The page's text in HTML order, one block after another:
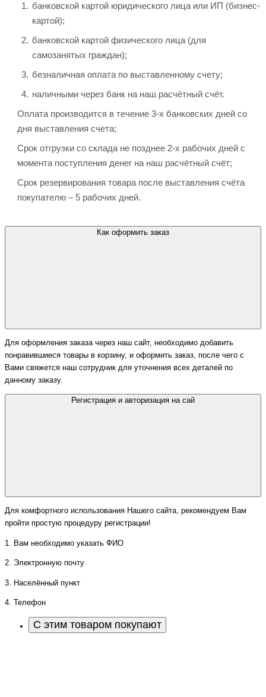
банковской картой юридического лица или ИП (бизнес-
картой);
банковской картой физического лица (для
самозанятых граждан);
безналичная оплата по выставленному счету;
наличными через банк на наш расчётный счёт.
Оплата производится в течение 3-х банковских дней со
дня выставления счета;
Срок отгрузки со склада не позднее 2-х рабочих дней с
момента поступления денег на наш расчётный счёт;
Срок резервирования товара после выставления счёта
покупателю – 5 рабочих дней.
Как оформить заказ
Для оформления заказа через наш сайт, необходимо добавить
понравившиеся товары в корзину, и оформить заказ, после чего с
Вами свяжется наш сотрудник для уточнения всех деталей по
данному заказу.
Регистрация и авторизация на сай
Для комфортного использования Нашего сайта, рекомендуем Вам
пройти простую процедуру регистрации!
1. Вам необходимо указать ФИО
2. Электронную почту
3. Населённый пункт
4. Телефон
С этим товаром покупают